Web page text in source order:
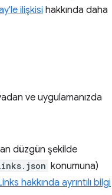
ilişkisi hakkında daha
ve uygulamanızda
düzgün şekilde
konumuna)
hakkında ayrıntılı bilgi